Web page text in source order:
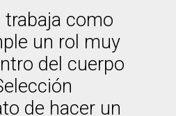
trabaja como
un rol muy
del cuerpo
de hacer un